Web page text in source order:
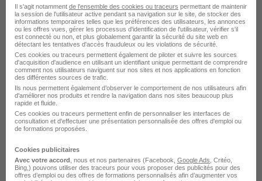
Intérim par métiers similaires
Intérim Attaché technico commercial
Intérim Technico-commercial
Intérim Technico commercial BTP
Intérim Technico commercial auprès des
particuliers
Il s'agit notamment de l'ensemble des cookies ou traceurs permettant de maintenir
la session de l'utilisateur active pendant sa navigation sur le site, de stocker des
informations temporaires telles que les préférences des utilisateurs, les annonces
ou les offres vues, gérer les processus d'identification de l'utilisateur, vérifier s'il
est connecté ou non, et plus globalement garantir la sécurité du site web en
détectant les tentatives d'accès frauduleux ou les violations de sécurité.
Ces cookies ou traceurs permettent également de piloter et suivre les sources
d'acquisition d'audience en utilisant un identifiant unique permettant de comprendre
comment nos utilisateurs naviguent sur nos sites et nos applications en fonction
des différentes sources de trafic.
Ils nous permettent également d’observer le comportement de nos utilisateurs afin
d'améliorer nos produits et rendre la navigation dans nos sites beaucoup plus
rapide et fluide.
Ces cookies ou traceurs permettent enfin de personnaliser les interfaces de
consultation et d'effectuer une présentation personnalisée des offres d'emploi ou
de formations proposées.
Cookies publicitaires
Avec votre accord , nous et nos partenaires (Facebook, Google Ads , Critéo,
Bing,) pouvons utiliser des traceurs pour vous proposer des publicités pour des
offres d’emploi ou des offres de formations personnalisés afin d’augmenter vos